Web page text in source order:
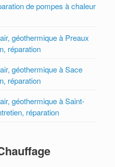
de pompes à chaleur
géothermique à Preaux
réparation
géothermique à Sace
réparation
géothermique à Saint-
réparation